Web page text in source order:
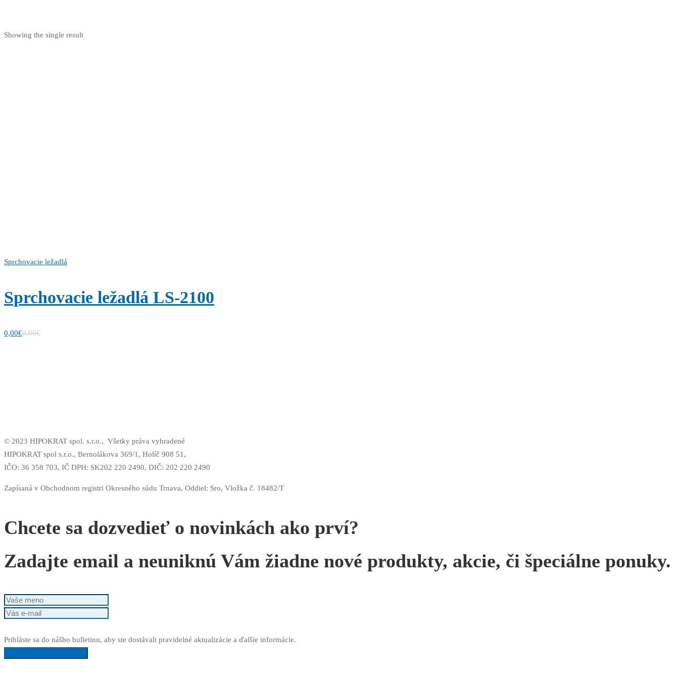
Showing the single result
Sprchovacie ležadlá
Sprchovacie ležadlá LS-2100
0,00€0,00€
© 2023 HIPOKRAT spol. s.r.o., Všetky práva vyhradené
HIPOKRAT spol s.r.o., Bernolákova 369/1, Holíč 908 51,
IČO: 36 358 703, IČ DPH: SK202 220 2490, DIČ: 202 220 2490
Zapísaná v Obchodnom registri Okresného súdu Trnava, Oddiel: Sro, Vložka č. 18482/T
Chcete sa dozvedieť o novinkách ako prví?
Zadajte email a neuniknú Vám žiadne nové produkty, akcie, či špeciálne ponuky.
Prihláste sa do nášho bulletinu, aby ste dostávali pravidelné aktualizácie a ďalšie informácie.